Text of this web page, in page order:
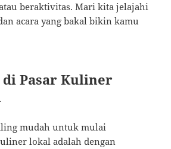
beraktivitas. Mari kita jelajahi
acara yang bakal bikin kamu
Pasar Kuliner
mudah untuk mulai
lokal adalah dengan